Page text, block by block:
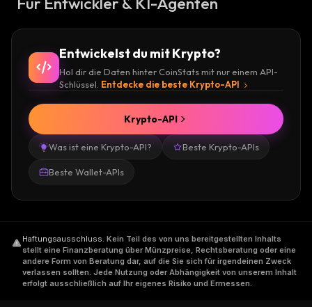
Entwickelst du mit Krypto?
Hol dir die Daten hinter CoinStats mit nur einem API-
Schlüssel. Entdecke die beste Krypto-API
Was ist eine Krypto-API? Beste Krypto-APIs
Beste Wallet-APIs
Krypto-API
Haftungsausschluss. Kein Teil des von uns bereitgestellten Inhalts
stellt eine Finanzberatung über Münzpreise, Rechtsberatung oder eine
andere Form von Beratung dar, auf die Sie sich für irgendeinen Zweck
verlassen sollten. Jede Nutzung oder Abhängigkeit von unserem Inhalt
erfolgt ausschließlich auf Ihr eigenes Risiko und Ermessen.